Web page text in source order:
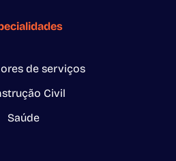
de serviços
Civil
Saúde